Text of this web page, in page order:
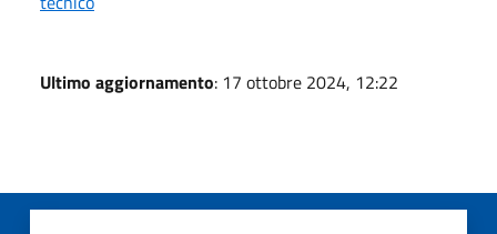
Ultimo aggiornamento: 17 ottobre 2024, 12:22